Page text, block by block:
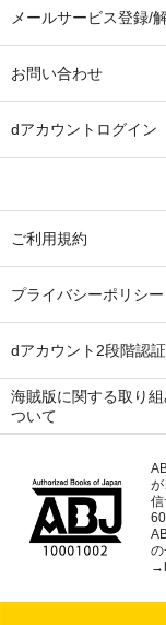
メールサービス登録/
お問い合わせ
dアカウントログイン
ご利用規約
プライバシーポリシー
dアカウント2段階認
海賊版に関する取り組
ついて
→